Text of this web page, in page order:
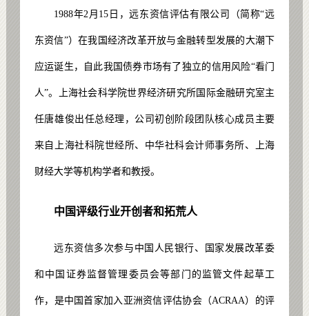
1988年2月15日，远东资信评估有限公司（简称“远
东资信”）在我国经济改革开放与金融转型发展的大潮下
应运诞生，自此我国债券市场有了独立的信用风险“看门
人”。上海社会科学院世界经济研究所国际金融研究室主
任唐雄俊出任总经理，公司初创阶段团队核心成员主要
来自上海社科院世经所、中华社科会计师事务所、上海
财经大学等机构学者和教授。
中国评级行业开创者和拓荒人
远东资信多次参与中国人民银行、国家发展改革委
和中国证券监督管理委员会等部门的监管文件起草工
作，是中国首家加入亚洲资信评估协会（ACRAA）的评